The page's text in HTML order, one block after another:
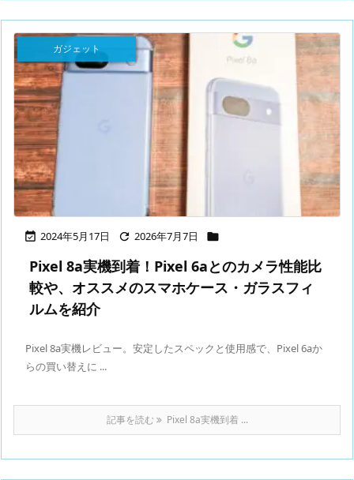
 2024年5月17日  2026年7月7日 
ガジェット
Pixel 8a実機到着！Pixel 6aとのカメラ性能比
較や、オススメのスマホケース・ガラスフィ
ルムを紹介
Pixel 8a実機レビュー。安定したスペックと使用感で、Pixel 6aか
らの買い替えに ...
記事を読む Pixel 8a実機到着 ...